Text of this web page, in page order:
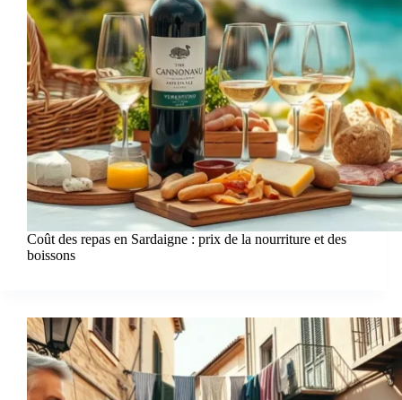
Coût des repas en Sardaigne : prix de la nourriture et des
boissons